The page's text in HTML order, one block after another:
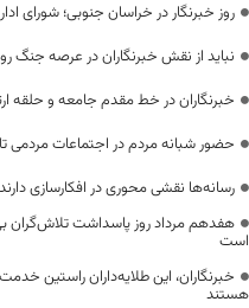
روز خبرنگار در خراسان جنوبی؛ شورای
نباید از نقش خبرنگاران در عرصه جنگ
خبرنگاران در خط مقدم جامعه و حلقه
حضور شبانه مردم در اجتماعات مردمی تا
رسانه‌ها نقشی محوری در افکارسازی دارند
هفدهم مرداد روز پاسداشت تلاش‌گران
است
خبرنگاران، این طلایه‌داران راستین
هستند